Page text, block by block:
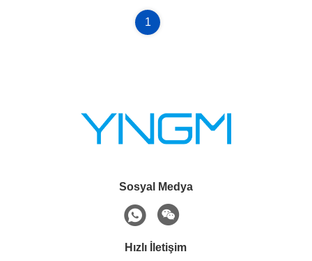
1
Sosyal Medya
Hızlı İletişim